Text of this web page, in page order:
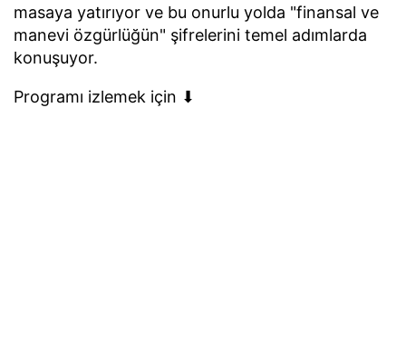
masaya yatırıyor ve bu onurlu yolda "finansal ve
manevi özgürlüğün" şifrelerini temel adımlarda
konuşuyor.
Programı izlemek için ⬇︎